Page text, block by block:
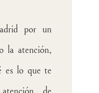
por un
la atención,
es lo que te